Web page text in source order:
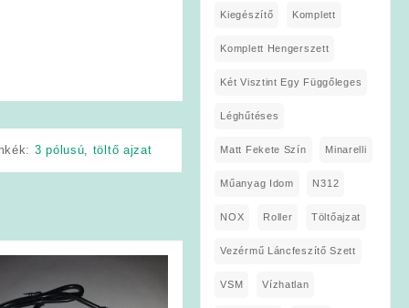
3 pólusú töltő ajzat
Kiegészítő Komplett
Komplett Hengerszett
Két Visztint Egy Függőleges
Léghűtéses
Matt Fekete Szín Minarelli
Műanyag Idom N312
NOX Roller Töltőajzat
Vezérmű Láncfeszítő Szett
VSM Vízhatlan